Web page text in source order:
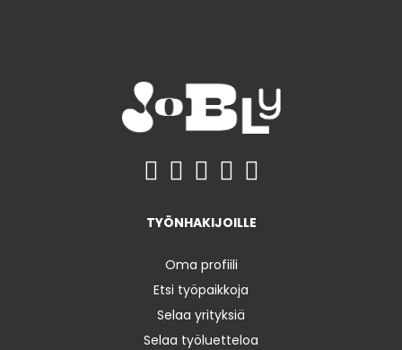
TYÖNHAKIJOILLE
Oma profiili
Etsi työpaikkoja
Selaa yrityksiä
Selaa työluetteloa